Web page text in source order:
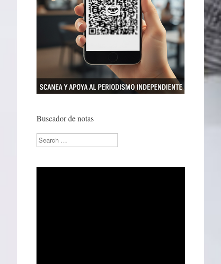
Buscador de notas
Search